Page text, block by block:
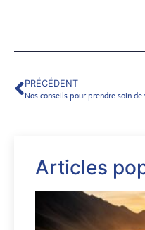
PRÉCÉDENT
Articles